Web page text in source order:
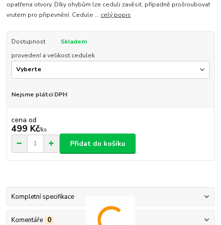
opatřena otvory. Díky ohybům lze ceduli zavěsit, případně prošroubovat
vrutem pro připevnění. Cedule ... celý popis
Dostupnost
Skladem
provedení a velikost cedulek
Nejsme plátci DPH
cena od
499 Kč/ks
Přidat do košíku
Kompletní specifikace
Komentáře 0